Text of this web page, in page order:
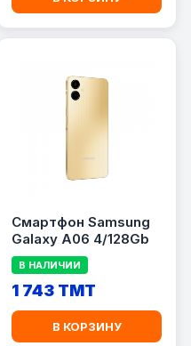
Смартфон Samsung
Galaxy A06 4/128Gb
В НАЛИЧИИ
1 743 TMT
В КОРЗИНУ